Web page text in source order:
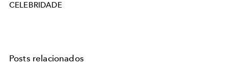
CELEBRIDADE
Posts relacionados